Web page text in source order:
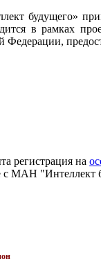
будущего»
в рамках
Федерации,
регистрация на
МАН "Интеллект